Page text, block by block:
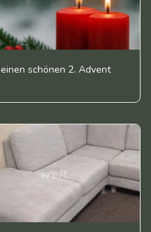
schönen 2. Advent